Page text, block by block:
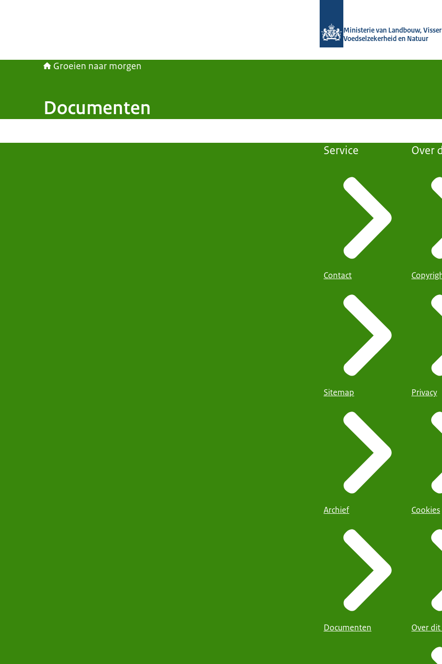
Ministerie van Landbouw,
Voedselzekerheid en Natuur
Groeien naar morgen
Documenten
Service
Contact
Sitemap
Archief
Documenten
Over
Privacy
Cookies
Over